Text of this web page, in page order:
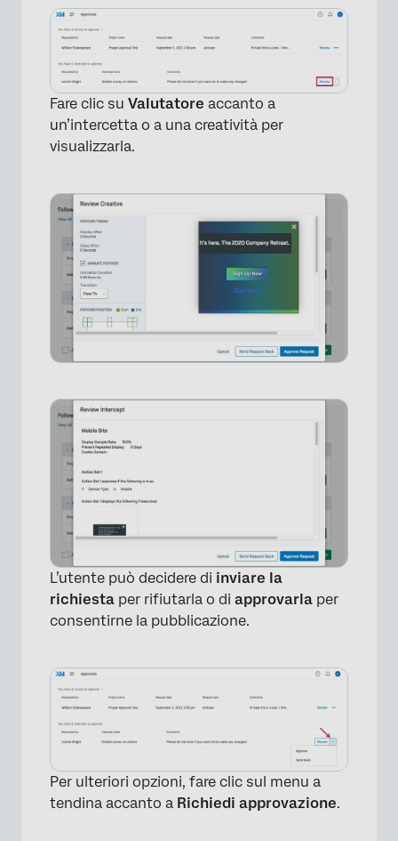
×
×
Fare clic su Valutatore accanto a
un’intercetta o a una creatività per
visualizzarla.
L’utente può decidere di inviare la
richiesta per rifiutarla o di approvarla per
consentirne la pubblicazione.
Per ulteriori opzioni, fare clic sul menu a
tendina accanto a Richiedi approvazione.